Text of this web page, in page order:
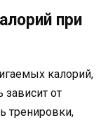
при
калорий,
зависит от
тренировки,